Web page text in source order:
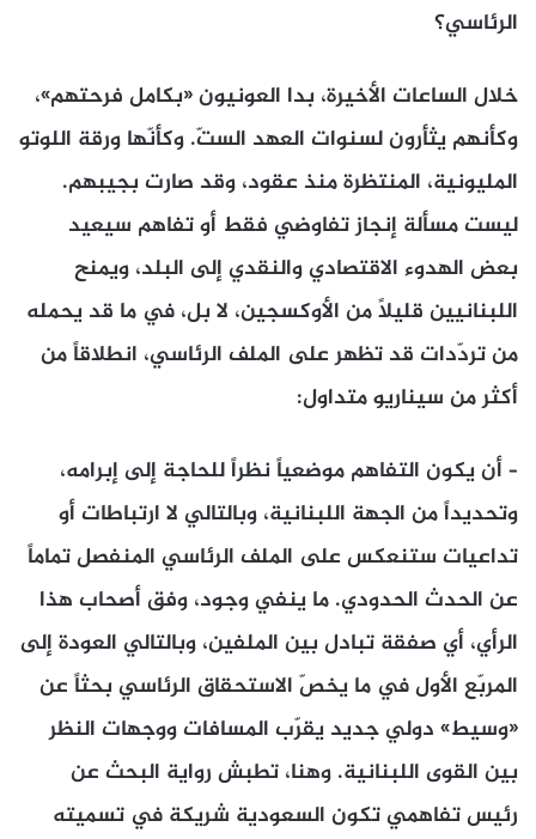
الرئاسي؟
خلال الساعات الأخيرة، بدا العونيون «بكامل فرحتهم»،
وكأنهم يثأرون لسنوات العهد الستّ. وكأنّها ورقة اللوتو
المليونية، المنتظرة منذ عقود، وقد صارت بجيبهم.
ليست مسألة إنجاز تفاوضي فقط أو تفاهم سيعيد
بعض الهدوء الاقتصادي والنقدي إلى البلد، ويمنح
اللبنانيين قليلاً من الأوكسجين، لا بل، في ما قد يحمله
من تردّدات قد تظهر على الملف الرئاسي، انطلاقاً من
أكثر من سيناريو متداول:
– أن يكون التفاهم موضعياً نظراً للحاجة إلى إبرامه،
وتحديداً من الجهة اللبنانية، وبالتالي لا ارتباطات أو
تداعيات ستنعكس على الملف الرئاسي المنفصل تماماً
عن الحدث الحدودي. ما ينفي وجود، وفق أصحاب هذا
الرأي، أي صفقة تبادل بين الملفين، وبالتالي العودة إلى
المربّع الأول في ما يخصّ الاستحقاق الرئاسي بحثاً عن
«وسيط» دولي جديد يقرّب المسافات ووجهات النظر
بين القوى اللبنانية. وهنا، تطبش رواية البحث عن
رئيس تفاهمي تكون السعودية شريكة في تسميته